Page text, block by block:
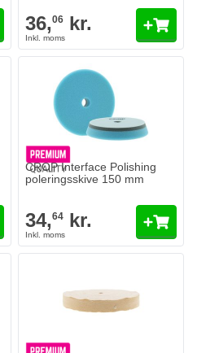
36,06 kr.
CROP Interface Polishing
poleringsskive 150 mm
34,64 kr.